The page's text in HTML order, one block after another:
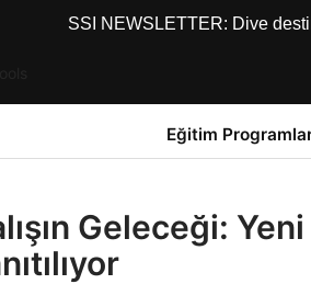
SSI NEWSLETTER: Dive
Eğitim
Geleceği: